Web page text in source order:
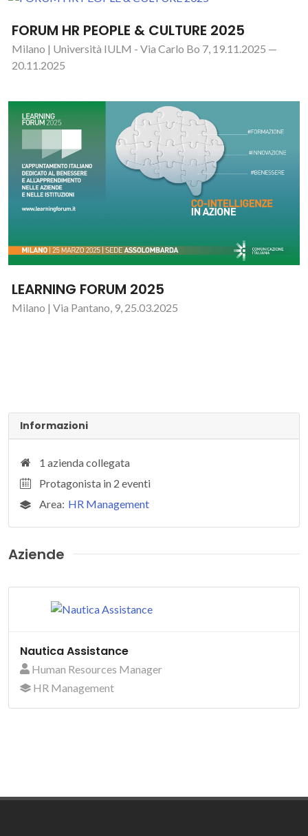
FORUM HR PEOPLE & CULTURE 2025
Milano | Università IULM - Via Carlo Bo 7, 19.11.2025 —
20.11.2025
LEARNING FORUM 2025
Milano | Via Pantano, 9, 25.03.2025
Informazioni
1 azienda collegata
Protagonista in 2 eventi
Area: HR Management
Aziende
Nautica Assistance
Human Resources Manager
HR Management